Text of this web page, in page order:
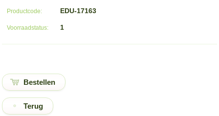
Productcode: EDU-17163
Voorraadstatus: 1
Terug